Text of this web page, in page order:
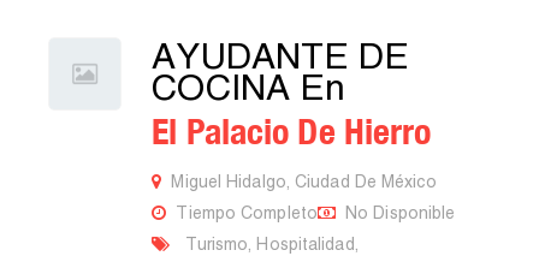
AYUDANTE DE
COCINA En
El Palacio De Hierro
Miguel Hidalgo, Ciudad De México
Tiempo Completo
No Disponible
Turismo, Hospitalidad,